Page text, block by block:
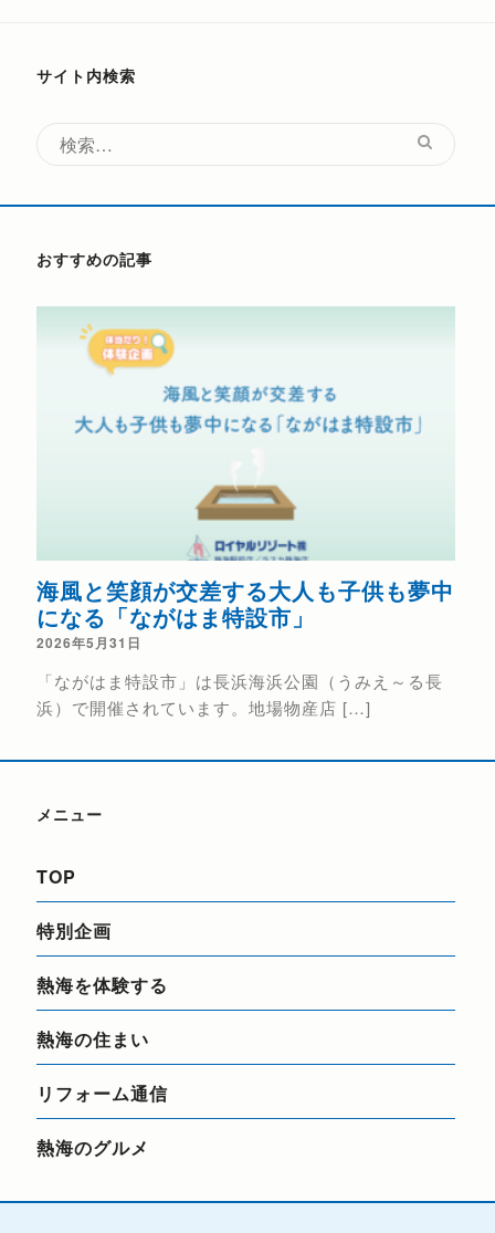
サイト内検索
検
おすすめの記事
海風と笑顔が交差する大人も子供も夢中
になる「ながはま特設市」
2026年5月31日
「ながはま特設市」は長浜海浜公園（うみえ～る長
浜）で開催されています。地場物産店 […]
メニュー
TOP
特別企画
熱海を体験する
熱海の住まい
リフォーム通信
熱海のグルメ